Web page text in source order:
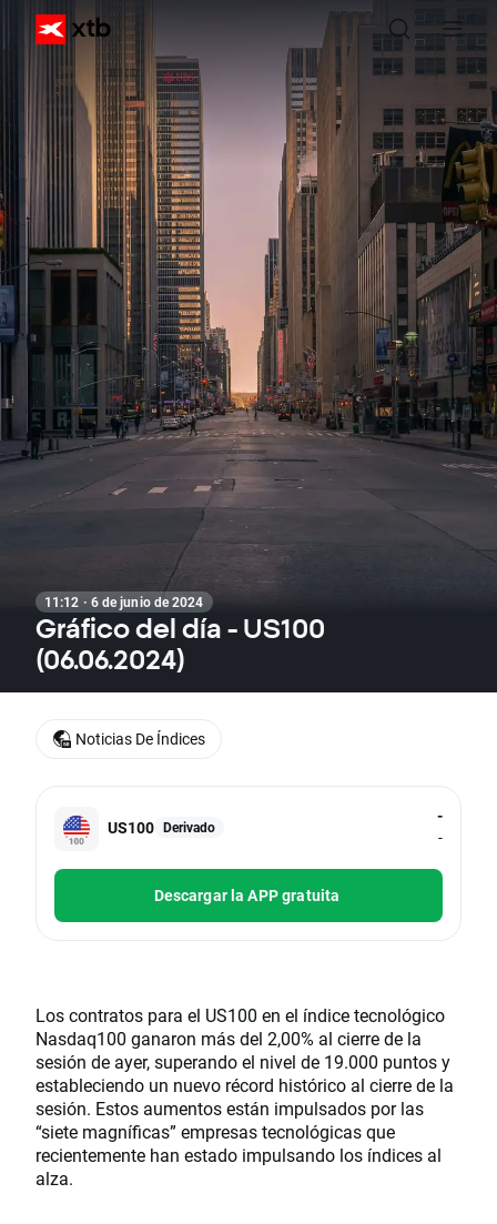
11:12 · 6 de junio de 2024
Gráfico del día - US100
(06.06.2024)
US100 Derivado
-
-
Descargar la APP gratuita
Los contratos para el US100 en el índice tecnológico
Nasdaq100 ganaron más del 2,00% al cierre de la
sesión de ayer, superando el nivel de 19.000 puntos y
estableciendo un nuevo récord histórico al cierre de la
sesión. Estos aumentos están impulsados ​​por las
“siete magníficas” empresas tecnológicas que
recientemente han estado impulsando los índices al
alza.
Noticias De Índices